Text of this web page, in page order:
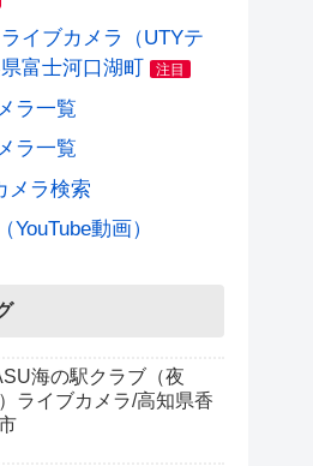
イブカメラ（UTYテ
富士河口湖町
注目
ラ一覧
ラ一覧
メラ検索
動画）
海の駅クラブ（夜
ライブカメラ/高知県香